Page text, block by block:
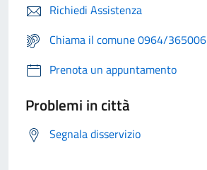
Richiedi Assistenza
Chiama il comune 0964/365006
Prenota un appuntamento
Problemi in città
Segnala disservizio